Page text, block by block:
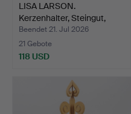
LISA LARSON.
Kerzenhalter, Steingut,
"Stro…
Beendet 21. Jul 2026
21 Gebote
118 USD